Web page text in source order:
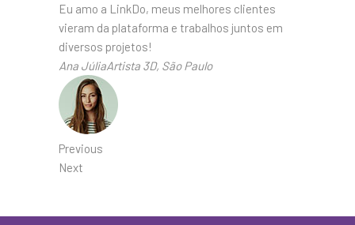
Eu amo a LinkDo, meus melhores clientes
vieram da plataforma e trabalhos juntos em
diversos projetos!
Ana JúliaArtista 3D, São Paulo
Previous
Next